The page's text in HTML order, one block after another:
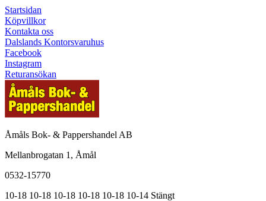
Startsidan
Köpvillkor
Kontakta oss
Dalslands Kontorsvaruhus
Facebook
Instagram
Returansökan
Åmåls Bok- & Pappershandel AB
Mellanbrogatan 1, Åmål
0532-15770
10-18 10-18 10-18 10-18 10-18 10-14 Stängt